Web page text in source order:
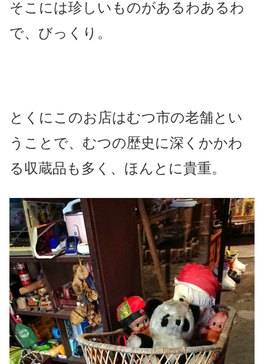
そこには珍しいものがあるわあるわ
で、びっくり。
とくにこのお店はむつ市の老舗とい
うことで、むつの歴史に深くかかわ
る収蔵品も多く、ほんとに貴重。